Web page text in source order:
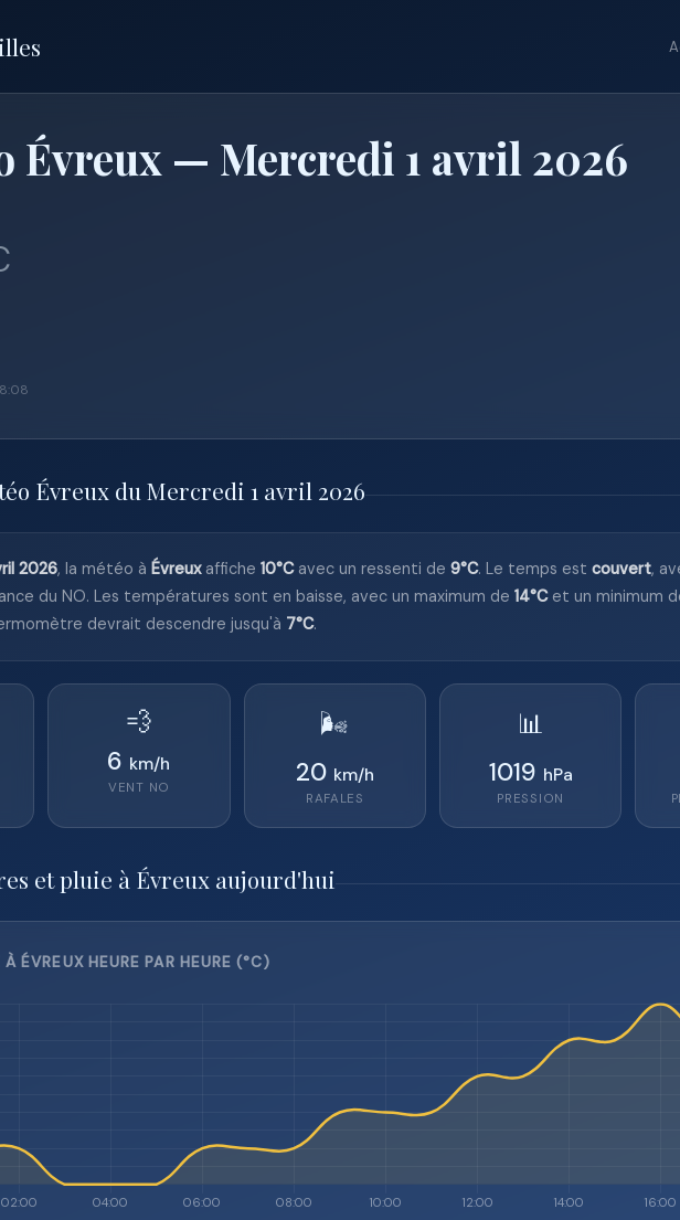
Évreux — Mercredi 1 avril 2026
Évreux du Mercredi 1 avril 2026
2026, la météo à Évreuxaffiche 10°Cavec un ressenti de 9°C. Le temps est couvert,
du NO. Les températures sont en baisse, avec un maximum de 14°Cet un minimum
devrait descendre jusqu'à 7°C.
💨
6 km/h
VENT NO
🌬️
20 km/h
RAFALES
📊
1019 hPa
PRESSION
et pluie à Évreux aujourd'hui
ÉVREUX HEURE PAR HEURE (°C)